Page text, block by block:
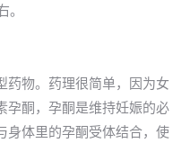
药物。药理很简单，因为女
孕酮，孕酮是维持妊娠的必
身体里的孕酮受体结合，使